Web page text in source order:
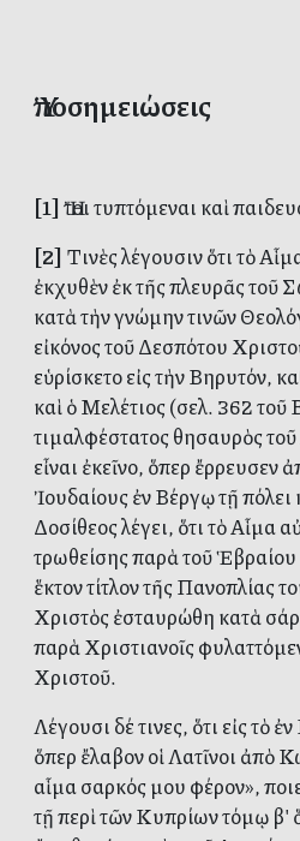
Ὑποσημειώσεις
[1] Ἤτοι τυπτόμεναι καὶ
[2] Τινὲς λέγουσιν ὅτι τὸ
ἐκχυθὲν ἐκ τῆς πλευρᾶς τοῦ
κατὰ τὴν γνώμην τινῶν
εἰκόνος τοῦ Δεσπότου
εὑρίσκετο εἰς τὴν Βηρυτόν,
καὶ ὁ Μελέτιος (σελ. 362 τοῦ
τιμαλφέστατος θησαυρὸς
εἶναι ἐκεῖνο, ὅπερ ἔρρευσεν
Ἰουδαίους ἐν Βέργῳ τῇ
Δοσίθεος λέγει, ὅτι τὸ Αἷμα
τρωθείσης παρὰ τοῦ
ἕκτον τίτλον τῆς Πανοπλίας
Χριστὸς ἐσταυρώθη κατὰ
παρὰ Χριστιανοῖς
Χριστοῦ.
Λέγουσι δέ τινες, ὅτι εἰς τὸ
ὅπερ ἔλαβον οἱ Λατῖνοι ἀπὸ
αἷμα σαρκός μου φέρον»,
τῇ περὶ τῶν Κυπρίων τόμῳ